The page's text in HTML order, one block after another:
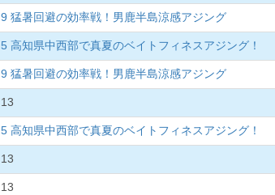
9 猛暑回避の効率戦！男鹿半島涼感アジング
5 高知県中西部で真夏のベイトフィネスアジング！
9 猛暑回避の効率戦！男鹿半島涼感アジング
13
5 高知県中西部で真夏のベイトフィネスアジング！
13
13